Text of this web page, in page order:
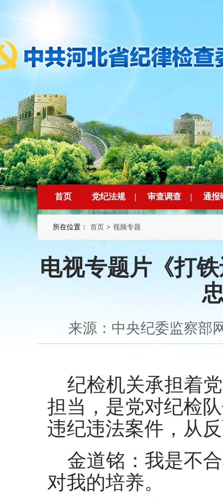
首页 党纪法规 | 审查调查 | 通报
所在位置： 首页 > 视频专题
电视专题片《打
来源：中央纪委监察
纪检机关承担着
担当，是党对纪检
违纪违法案件，从
金道铭：我是不
对我的培养。